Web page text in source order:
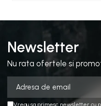
Newsletter
Nu rata ofertele si
Vreau sa primesc newsletter cu